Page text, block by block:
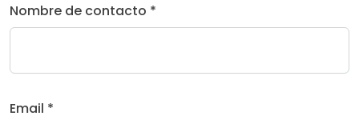
Nombre de contacto *
Email *